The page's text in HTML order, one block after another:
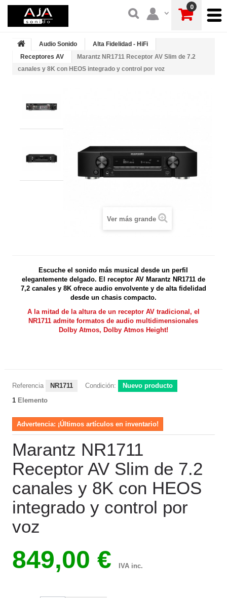
0
Audio Sonido
Alta Fidelidad - HiFi
Receptores AV
Marantz NR1711 Receptor AV Slim de 7.2
canales y 8K con HEOS integrado y control por voz
Ver más grande
Escuche el sonido más musical desde un perfil
elegantemente delgado. El receptor AV Marantz NR1711 de
7,2 canales y 8K ofrece audio envolvente y de alta fidelidad
desde un chasis compacto.
A la mitad de la altura de un receptor AV tradicional, el
NR1711 admite formatos de audio multidimensionales
Dolby Atmos, Dolby Atmos Height!
Referencia NR1711 Condición:
Nuevo producto
1 Elemento
Advertencia: ¡Últimos artículos en inventario!
Marantz NR1711
Receptor AV Slim de 7.2
canales y 8K con HEOS
integrado y control por
voz
849,00 € IVA inc.